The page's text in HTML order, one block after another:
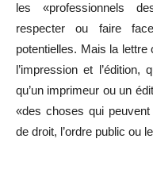
les «professionnels
respecter ou faire
potentielles. Mais la lettre
l’impression et
qu’un imprimeur ou un
«des choses qui peuvent
de droit, l’ordre public ou